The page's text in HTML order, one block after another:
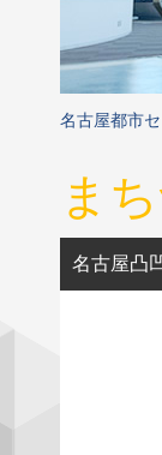
名古屋都市
ま
名古屋凸